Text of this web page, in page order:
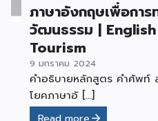
ภาษาอังกฤษเพื่อการ
วัฒนธรรม |
Tourism
9 มกราคม 2024
คำอธิบายหลักสูตร คำศัพท์
โยคภาษาอั […]
Read more